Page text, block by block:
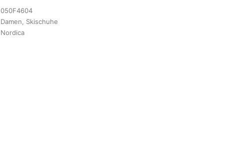
050F4604
Damen
Skischuhe
Nordica